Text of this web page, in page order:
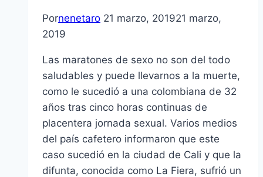
Pornenetaro 21 marzo, 201921 marzo,
2019
Las maratones de sexo no son del todo
saludables y puede llevarnos a la muerte,
como le sucedió a una colombiana de 32
años tras cinco horas continuas de
placentera jornada sexual. Varios medios
del país cafetero informaron que este
caso sucedió en la ciudad de Cali y que la
difunta, conocida como La Fiera, sufrió un